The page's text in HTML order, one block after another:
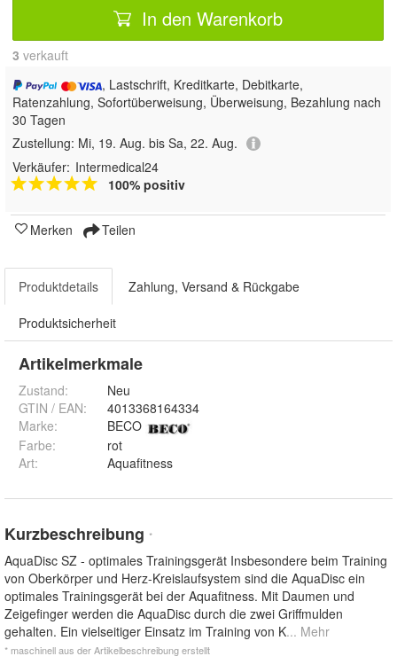
In den Warenkorb
3 verkauft
, Lastschrift, Kreditkarte, Debitkarte,
Ratenzahlung, Sofortüberweisung, Überweisung, Bezahlung nach
30 Tagen
Zustellung: Mi, 19. Aug. bis Sa, 22. Aug.
Verkäufer: Intermedical24
100% positiv
Merken Teilen
Produktdetails Zahlung, Versand & Rückgabe
Produktsicherheit
Artikelmerkmale
Zustand:
Neu
GTIN / EAN:
4013368164334
Marke:
BECO
Farbe:
rot
Art: Aquafitness
Kurzbeschreibung *
AquaDisc SZ - optimales Trainingsgerät Insbesondere beim Training
von Oberkörper und Herz-Kreislaufsystem sind die AquaDisc ein
optimales Trainingsgerät bei der Aquafitness. Mit Daumen und
Zeigefinger werden die AquaDisc durch die zwei Griffmulden
gehalten. Ein vielseitiger Einsatz im Training von K... Mehr
* maschinell aus der Artikelbeschreibung erstellt